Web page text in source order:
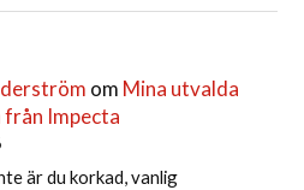
om Mina utvalda
Impecta
är du korkad, vanlig